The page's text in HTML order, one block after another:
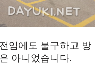
임에도 불구하고 방
아니었습니다.